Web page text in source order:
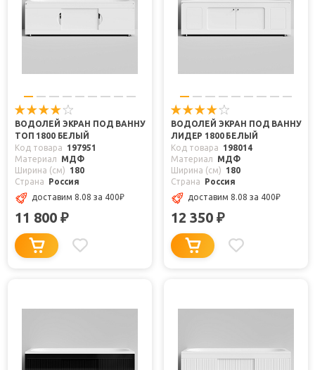
ВОДОЛЕЙ ЭКРАН ПОД ВАННУ
ТОП 1800 БЕЛЫЙ
Код товара
197951
Материал
МДФ
Ширина (см)
180
Страна
Россия
доставим 8.08 за 400₽
11 800 ₽
ВОДОЛЕЙ ЭКРАН ПОД ВАННУ
ЛИДЕР 1800 БЕЛЫЙ
Код товара
198014
Материал
МДФ
Ширина (см)
180
Страна
Россия
доставим 8.08 за 400₽
12 350 ₽